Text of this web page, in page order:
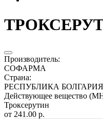
Производитель:
СОФАРМА
Страна:
РЕСПУБЛИКА БОЛГАРИЯ
Действующее вещество
Троксерутин
от 241.00 р.